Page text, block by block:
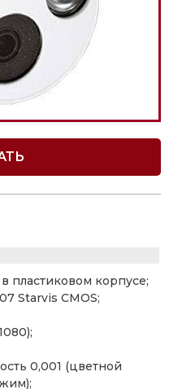
пластиковом корпусе;
Starvis CMOS;
0,001 (цветной